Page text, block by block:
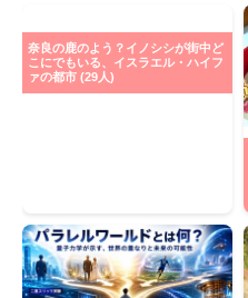
奈良の鹿のよう？イノシシが街中ど
こにでもいる、イスラエル・ハイフ
ァの都市 (29人)